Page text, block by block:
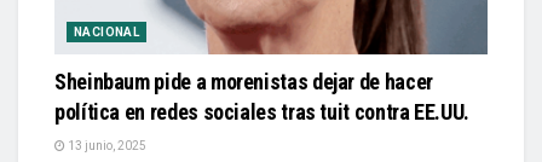
NACIONAL
Sheinbaum pide a morenistas dejar de hacer
política en redes sociales tras tuit contra EE.UU.
13 junio, 2025